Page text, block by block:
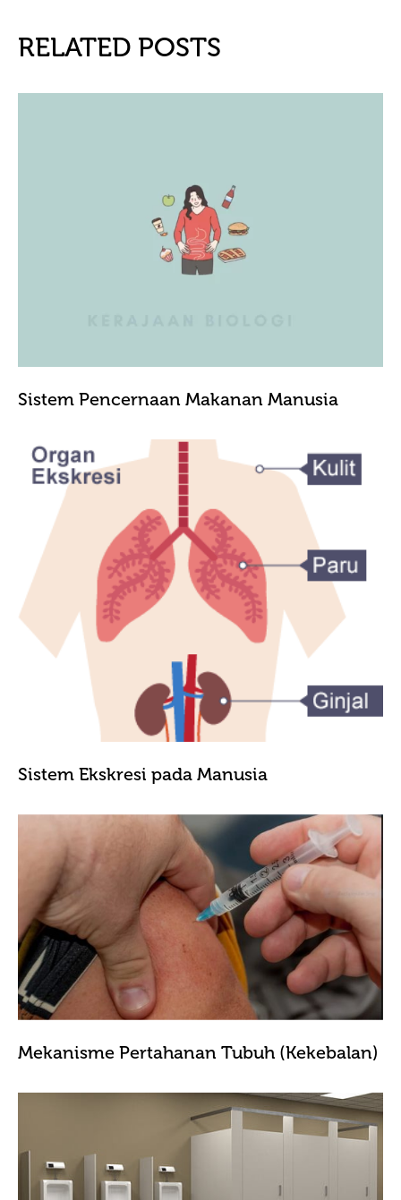
RELATED POSTS
Sistem Pencernaan Makanan Manusia
Sistem Ekskresi pada Manusia
Mekanisme Pertahanan Tubuh (Kekebalan)